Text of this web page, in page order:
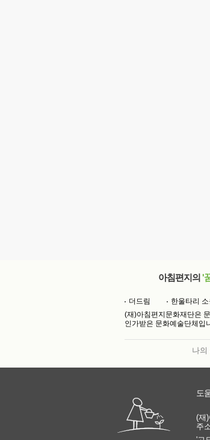
아침편지의 '
더드림
한울타리 소
(재)아침편지문화재단은
인가받은 문화예술단체입
나의
도
(재
주